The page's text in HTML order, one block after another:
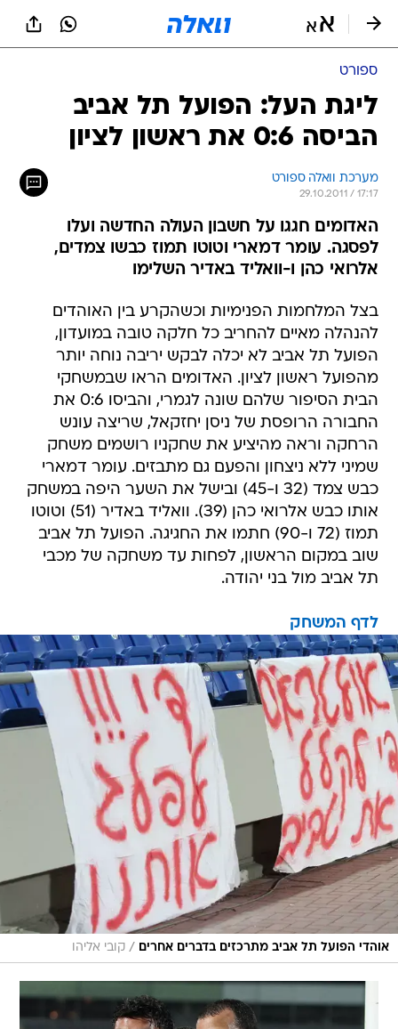
ספורט
ליגת העל: הפועל תל אביב
הביסה 0:6 את ראשון לציון
מערכת וואלה ספורט
29.10.2011 / 17:17
האדומים חגגו על חשבון העולה החדשה ועלו
לפסגה. עומר דמארי וטוטו תמוז כבשו צמדים,
אלרואי כהן ו-וואליד באדיר השלימו
בצל המלחמות הפנימיות וכשהקרע בין האוהדים
להנהלה מאיים להחריב כל חלקה טובה במועדון,
הפועל תל אביב לא יכלה לבקש יריבה נוחה יותר
מהפועל ראשון לציון. האדומים הראו שבמשחקי
הבית הסיפור שלהם שונה לגמרי, והביסו 0:6 את
החבורה הרופסת של ניסן יחזקאל, שריצה עונש
הרחקה וראה מהיציע את שחקניו רושמים משחק
שמיני ללא ניצחון והפעם גם מתבזים. עומר דמארי
כבש צמד (32 ו-45) ובישל את השער היפה במשחק
אותו כבש אלרואי כהן (39). וואליד באדיר (51) וטוטו
תמוז (72 ו-90) חתמו את החגיגה. הפועל תל אביב
שוב במקום הראשון, לפחות עד משחקה של מכבי
תל אביב מול בני יהודה.
לדף המשחק
אוהדי הפועל תל אביב מתרכזים בדברים אחרים / קובי אליהו